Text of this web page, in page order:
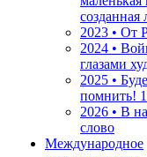
2023 • От
2024 •
глазами
2025 •
помнить!
2026 • В
слово
Международное